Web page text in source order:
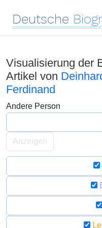
Deutsche
Visualisierung der
Artikel von
Ferdinand
Andere Person
Anzeigen